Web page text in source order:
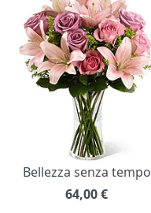
Bellezza senza tempo
64,00€